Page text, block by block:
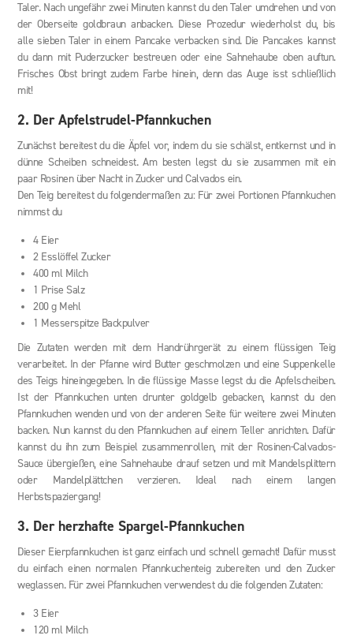
Taler. Nach ungefähr zwei Minuten kannst du den Taler umdrehen und von
der Oberseite goldbraun anbacken. Diese Prozedur wiederholst du, bis
alle sieben Taler in einem Pancake verbacken sind. Die Pancakes kannst
du dann mit Puderzucker bestreuen oder eine Sahnehaube oben auftun.
Frisches Obst bringt zudem Farbe hinein, denn das Auge isst schließlich
mit!
2. Der Apfelstrudel-Pfannkuchen
Zunächst bereitest du die Äpfel vor, indem du sie schälst, entkernst und in
dünne Scheiben schneidest. Am besten legst du sie zusammen mit ein
paar Rosinen über Nacht in Zucker und Calvados ein.
Den Teig bereitest du folgendermaßen zu: Für zwei Portionen Pfannkuchen
nimmst du
4 Eier
2 Esslöffel Zucker
400 ml Milch
1 Prise Salz
200 g Mehl
1 Messerspitze Backpulver
Die Zutaten werden mit dem Handrührgerät zu einem flüssigen Teig
verarbeitet. In der Pfanne wird Butter geschmolzen und eine Suppenkelle
des Teigs hineingegeben. In die flüssige Masse legst du die Apfelscheiben.
Ist der Pfannkuchen unten drunter goldgelb gebacken, kannst du den
Pfannkuchen wenden und von der anderen Seite für weitere zwei Minuten
backen. Nun kannst du den Pfannkuchen auf einem Teller anrichten. Dafür
kannst du ihn zum Beispiel zusammenrollen, mit der Rosinen-Calvados-
Sauce übergießen, eine Sahnehaube drauf setzen und mit Mandelsplittern
oder Mandelplättchen verzieren. Ideal nach einem langen
Herbstspaziergang!
3. Der herzhafte Spargel-Pfannkuchen
Dieser Eierpfannkuchen ist ganz einfach und schnell gemacht! Dafür musst
du einfach einen normalen Pfannkuchenteig zubereiten und den Zucker
weglassen. Für zwei Pfannkuchen verwendest du die folgenden Zutaten:
3 Eier
120 ml Milch